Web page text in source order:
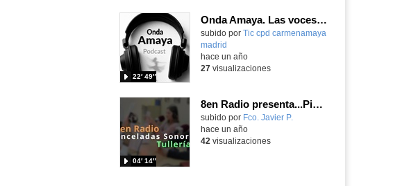
Onda Amaya. Las voces del movimiento. Episodio 1
Contenido educativo.
subido por Tic cpd carmenamaya
madrid
22′ 49″
hace un año
27visualizaciones
8en Radio presenta...Pinceladas Sonoras
Contenido educativo.
subido por Fco. Javier P.
04′ 14″
hace un año
42 visualizaciones